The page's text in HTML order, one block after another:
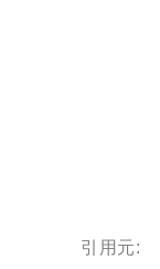
引用元: